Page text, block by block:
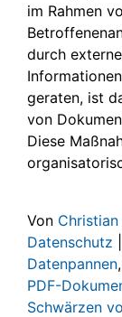
im Rahmen
durch
geraten, ist
von
Diese
Von
Datenschutz
Datenpannen,
PDF-
Schwärzen